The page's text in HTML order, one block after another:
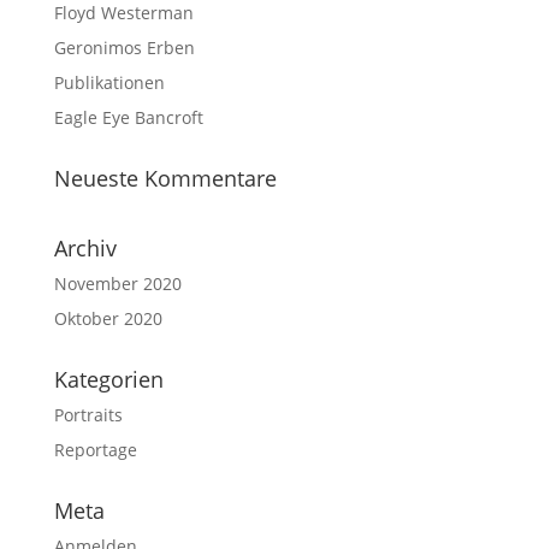
Floyd Westerman
Geronimos Erben
Publikationen
Eagle Eye Bancroft
Neueste Kommentare
Archiv
November 2020
Oktober 2020
Kategorien
Portraits
Reportage
Meta